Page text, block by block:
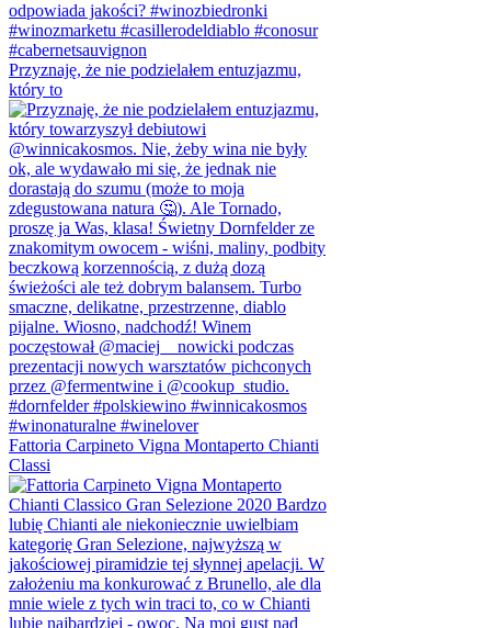
Przyznaję, że nie podzielałem entuzjazmu,
który to
Fattoria Carpineto Vigna Montaperto Chianti
Classi